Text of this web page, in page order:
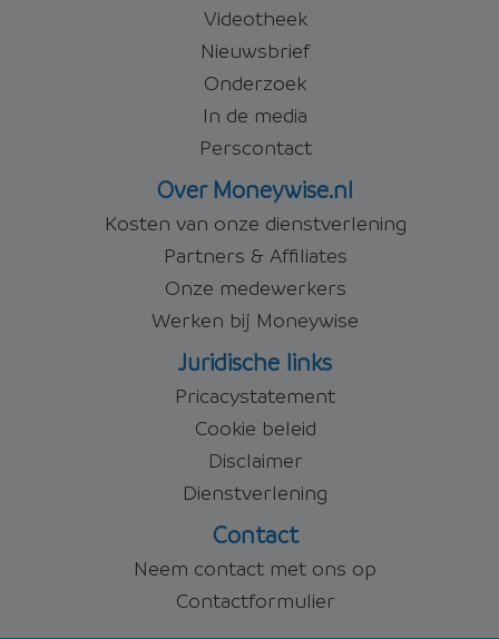
Videotheek
Nieuwsbrief
Onderzoek
In de media
Perscontact
Over Moneywise.nl
Kosten van onze dienstverlening
Partners & Affiliates
Onze medewerkers
Werken bij Moneywise
Juridische links
Pricacystatement
Cookie beleid
Disclaimer
Dienstverlening
Contact
Neem contact met ons op
Contactformulier